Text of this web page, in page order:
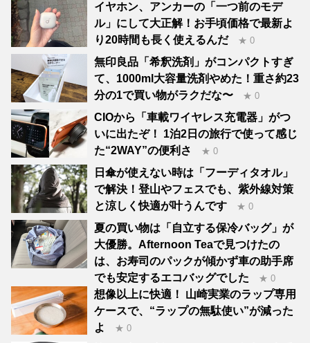
イヤホン、アンカーの「一つ前のモデ
ル」にして大正解！お手頃価格で最新よ
り20時間も長く使えるんだ
★ 0
無印良品「希釈洗剤」がコンパクトすぎ
て、1000ml大容量洗剤やめた！重さ約23
分の1で買い物がラクだな〜
★ 0
CIOから「車載ワイヤレス充電器」がつ
いに出たぞ！ 1泊2日の旅行で使って感じ
た“2WAY”の便利さ
★ 0
日傘が使えない時は「フーディタオル」
で解決！登山やフェスでも、紫外線対策
と涼しく快適が叶うんです
★ 0
夏の買い物は「自立する保冷バッグ」が
大優勝。Afternoon Teaで見つけたの
は、お寿司のパックが傾かず車の助手席
でも安定するエコバッグでした
★ 0
想像以上に快適！ 山崎実業のラップ専用
ケースで、“ラップの無駄使い”が減った
よ
★ 0